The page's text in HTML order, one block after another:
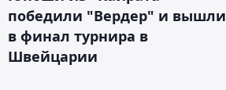
победили "Вердер" и вышли
в финал турнира в
Швейцарии